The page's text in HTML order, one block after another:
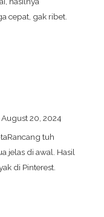
cepat, gak ribet.
August 20, 2024
tuh
jelas di awal. Hasil
di Pinterest.